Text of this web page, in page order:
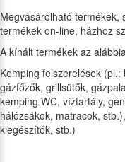
Megvásárolható termékek,
termékek on-line, házhoz
A kínált termékek az
Kemping felszerelések
gázfőzők, grillsütők,
kemping WC, víztartály,
hálózsákok, matracok,
kiegészítők, stb.)